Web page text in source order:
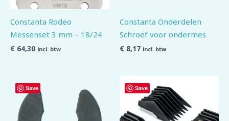
Constanta Rodeo
Messenset 3 mm – 18/24
€ 64,30 incl. btw
Constanta Onderdelen
Schroef voor ondermes
€ 8,17 incl. btw
Save Save